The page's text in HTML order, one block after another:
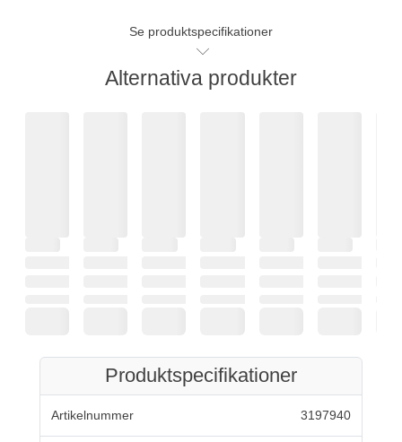
Se produktspecifikationer
Alternativa produkter
Produktspecifikationer
Artikelnummer 3197940